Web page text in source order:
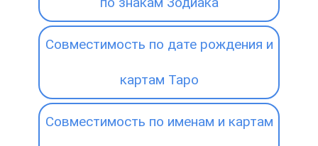
Совместимость по дате рождения и
картам Таро
Совместимость по именам и картам